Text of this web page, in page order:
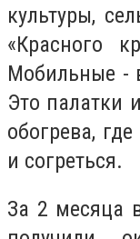
культуры,
«Красного
Мобильные -
Это палатки
обогрева,
и согреться.
За 2 месяца